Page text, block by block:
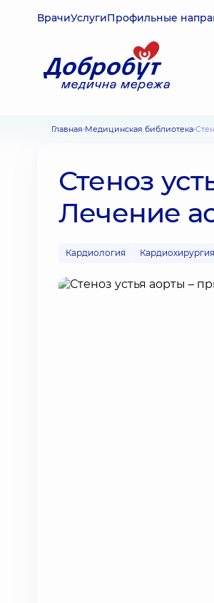
ВрачиУслугиПрофильные
Главная Медицинская библиотека
Стеноз
Лечение
Кардиология